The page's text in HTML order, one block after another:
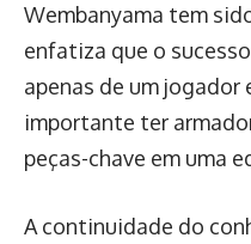
Wembanyama tem
enfatiza que o
apenas de um
importante ter
peças-chave em uma
A continuidade do